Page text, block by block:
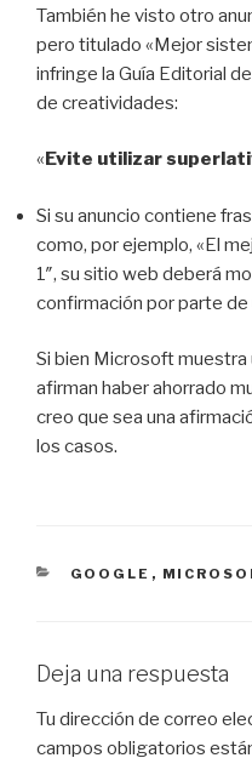
También he visto otro
pero titulado «Mejor
infringe la Guía Editorial
de creatividades:
«Evite utilizar
Si su anuncio contiene
como, por ejemplo, «El
1″, su sitio web deberá
confirmación por parte de
Si bien Microsoft
afirman haber ahorrado
creo que sea una
los casos.
CATEGORÍAS
GOOGLE ,
Deja una respuesta
Tu dirección de correo
campos obligatorios